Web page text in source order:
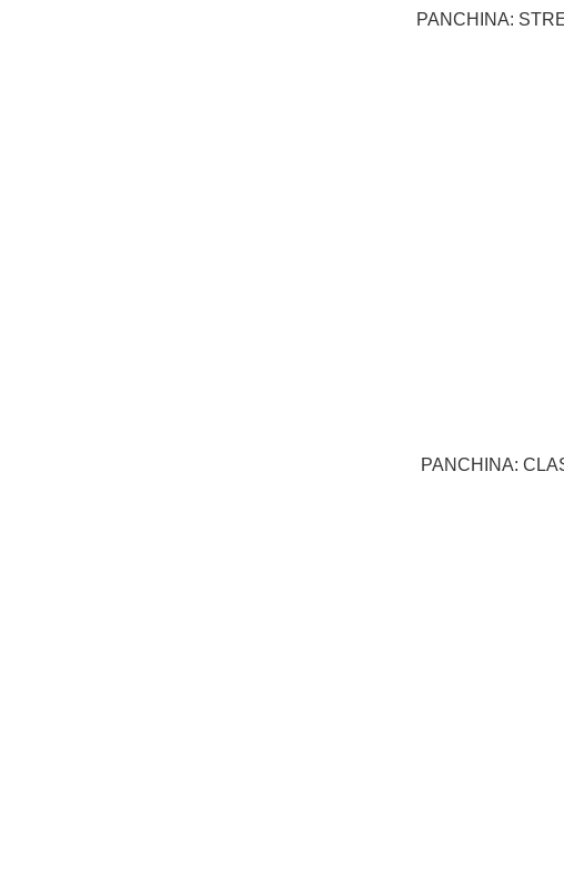
PANCHINA:
PANCHINA: